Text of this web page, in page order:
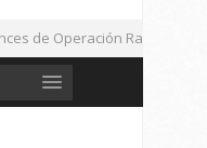
de Operación Rastrillo.
Festival Cultural de